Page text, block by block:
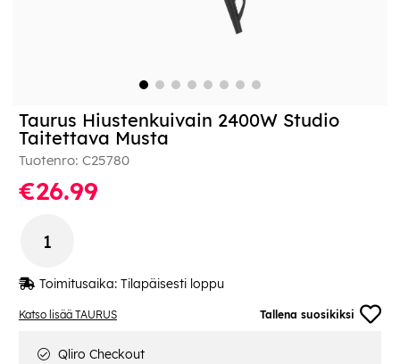
Katso lisää TAURUS Tallena suosikiksi
Taurus Hiustenkuivain 2400W Studio
Taitettava Musta
Tuotenro: C25780
€26.99
Toimitusaika: Tilapäisesti loppu
Qliro Checkout